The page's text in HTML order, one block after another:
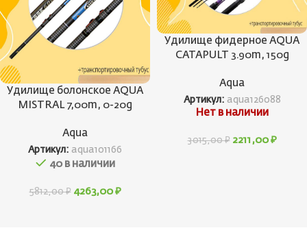
Удилище болонское AQUA
MISTRAL 7,00m, 0-20g
Aqua
Артикул: aqua101166
40 в наличии
5812,00₽ 4263,00 ₽
Удилище фидерное AQUA
CATAPULT 3.90m, 150g
Aqua
Артикул: aqua126088
Нет в наличии
3015,00₽ 2211,00 ₽